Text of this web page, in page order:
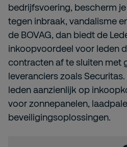
bedrijfsvoering, bescherm
tegen inbraak, vandalisme
de BOVAG, dan biedt de
inkoopvoordeel voor leden
contracten af te sluiten met
leveranciers zoals
leden aanzienlijk op
voor zonnepanelen,
beveiligingsoplossingen.